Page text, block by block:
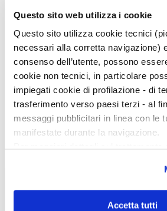
Questo sito web utilizza i cookie
Questo sito utilizza cookie tecnici
necessari alla corretta navigazione)
consenso dell’utente, possono
cookie non tecnici, in particolare
impiegati cookie di profilazione - di
trasferimento verso paesi terzi - al
messaggi pubblicitari in linea con le
manifestate durante la navigazione.
scelte privacy sui cookie, ti
dell’informativa cookie.
Chiudendo il banner tramite la “X”
Accetta tutti
Menu Art e Dossier
Eventi
Mostre
In galleria
Cataloghi e libri
Concorsi e Lavoro